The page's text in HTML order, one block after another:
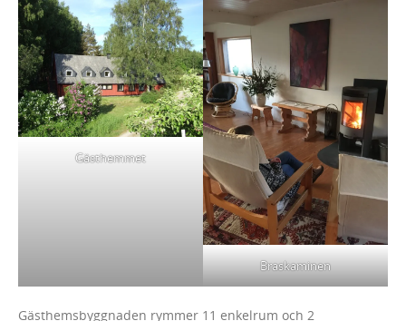
Gästhemmet
Braskaminen
Gästhemsbyggnaden rymmer 11 enkelrum och 2